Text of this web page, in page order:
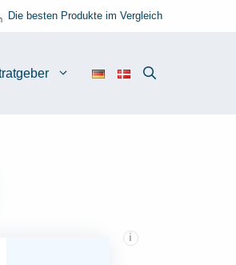
Die besten Produkte im Vergleich
i